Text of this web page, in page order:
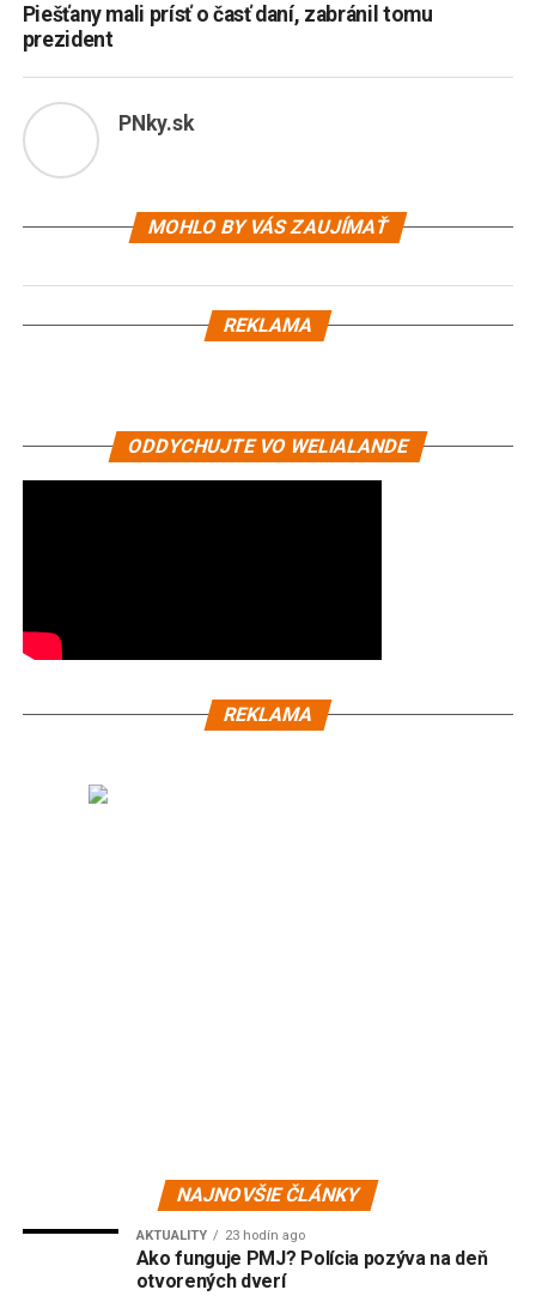
Piešťany mali prísť o časť daní, zabránil tomu
prezident
PNky.sk
MOHLO BY VÁS ZAUJÍMAŤ
REKLAMA
ODDYCHUJTE VO WELIALANDE
REKLAMA
NAJNOVŠIE ČLÁNKY
AKTUALITY 23 hodín ago
Ako funguje PMJ? Polícia pozýva na deň
otvorených dverí